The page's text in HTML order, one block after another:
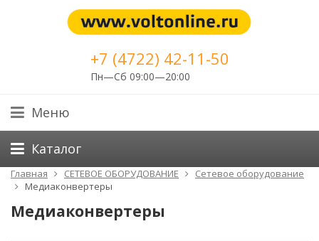
+7 (4722) 42-11-50
Пн—Сб 09:00—20:00
Меню
Каталог
Главная СЕТЕВОЕ ОБОРУДОВАНИЕ
Cетевое оборудование
Медиаконвертеры
Медиаконвертеры